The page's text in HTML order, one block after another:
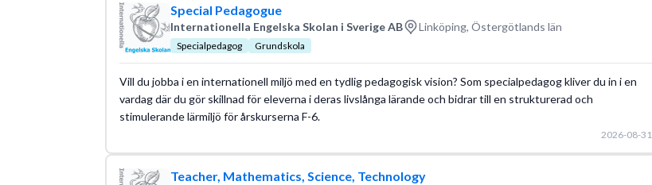
Special Pedagogue
Internationella Engelska Skolan i Sverige AB Linköping, Östergötlands län
Specialpedagog Grundskola
Vill du jobba i en internationell miljö med en tydlig pedagogisk vision? Som specialpedagog kliver du in i en
vardag där du gör skillnad för eleverna i deras livslånga lärande och bidrar till en strukturerad och
stimulerande lärmiljö för årskurserna F-6.
2026-08-31
Teacher, Mathematics, Science, Technology